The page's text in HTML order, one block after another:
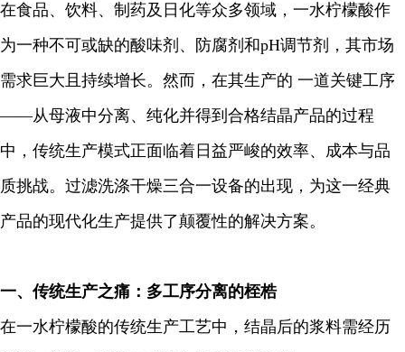
在食品、饮料、制药及日化等众多领域，一水柠檬酸作
为一种不可或缺的酸味剂、防腐剂和pH调节剂，其市场
需求巨大且持续增长。然而，在其生产的 一道关键工序
——从母液中分离、纯化并得到合格结晶产品的过程
中，传统生产模式正面临着日益严峻的效率、成本与品
质挑战。过滤洗涤干燥三合一设备的出现，为这一经典
产品的现代化生产提供了颠覆性的解决方案。
一、传统生产之痛：多工序分离的桎梏
在一水柠檬酸的传统生产工艺中，结晶后的浆料需经历